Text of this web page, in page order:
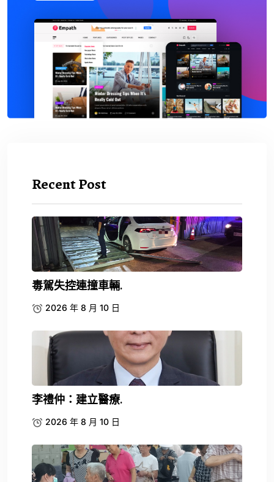
Recent Post
毒駕失控連撞車輛.
2026 年 8 月 10 日
李禮仲：建立醫療.
2026 年 8 月 10 日